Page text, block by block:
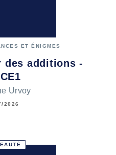
ET ÉNIGMES
des additions -
Urvoy
2026